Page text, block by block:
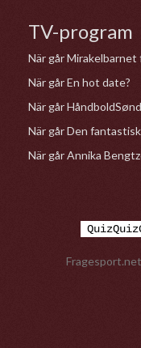
TV-program
När går Mirakelbarnet
När går En hot date?
När går
När går Den
När går Annika
Fragesport.net